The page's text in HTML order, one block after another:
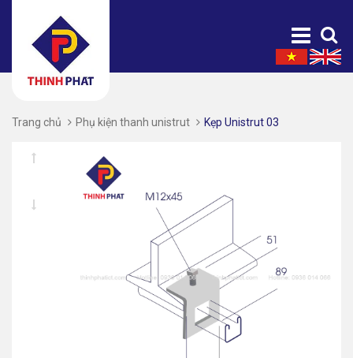
Trang chủ Phụ kiện thanh unistrut Kẹp Unistrut 03